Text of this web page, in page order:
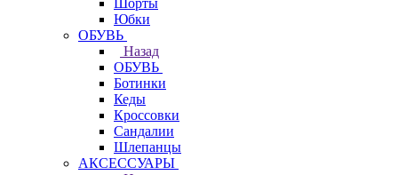
Шорты
Юбки
ОБУВЬ
Назад
ОБУВЬ
Ботинки
Кеды
Кроссовки
Сандалии
Шлепанцы
АКСЕССУАРЫ